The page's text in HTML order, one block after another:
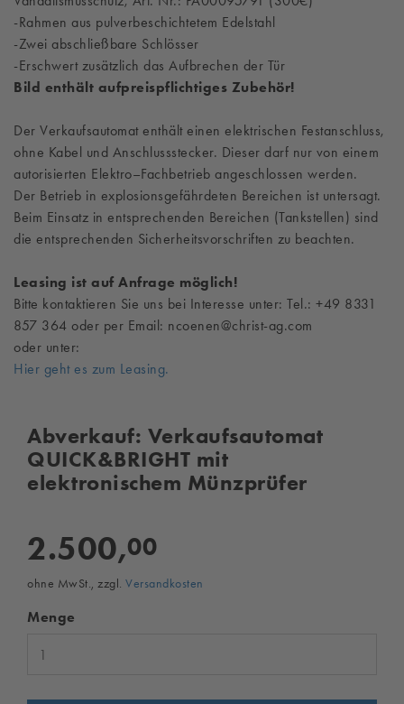
-Rahmen aus pulverbeschichtetem Edelstahl
-Zwei abschließbare Schlösser
-Erschwert zusätzlich das Aufbrechen der Tür
Bild enthält aufpreispflichtiges Zubehör!
Der Verkaufsautomat enthält einen elektrischen Festanschluss,
ohne Kabel und Anschlussstecker. Dieser darf nur von einem
autorisierten Elektro–Fachbetrieb angeschlossen werden.
Der Betrieb in explosionsgefährdeten Bereichen ist untersagt.
Beim Einsatz in entsprechenden Bereichen (Tankstellen) sind
die entsprechenden Sicherheitsvorschriften zu beachten.
Leasing ist auf Anfrage möglich!
Bitte kontaktieren Sie uns bei Interesse unter: Tel.: +49 8331
857 364 oder per Email: ncoenen@christ-ag.com
oder unter:
Hier geht es zum Leasing.
Abverkauf: Verkaufsautomat
QUICK&BRIGHT mit
elektronischem Münzprüfer
2.500,00
ohne MwSt., zzgl. Versandkosten
Menge